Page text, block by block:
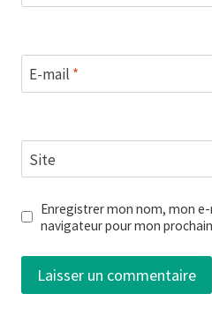
E-mail *
Site
Enregistrer mon nom, mon
navigateur pour mon